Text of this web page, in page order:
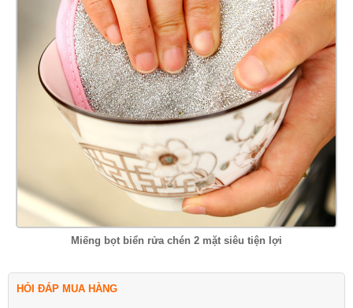
Miếng bọt biển rửa chén 2 mặt siêu tiện lợi
HỎI ĐÁP MUA HÀNG